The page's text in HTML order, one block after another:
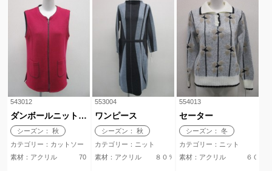
543012
ダンボールニットジレ
シーズン： 秋
カテゴリー：カットソー
素材：アクリル 70％ ポリエステル 17％ ナイロン 7％ 毛
553004
ワンピース
シーズン： 秋
カテゴリー：ニット
素材：アクリル ８０％ ナイロン １５％ ウー
554013
セーター
シーズン： 冬
カテゴリー：ニット
素材：アクリル ６０